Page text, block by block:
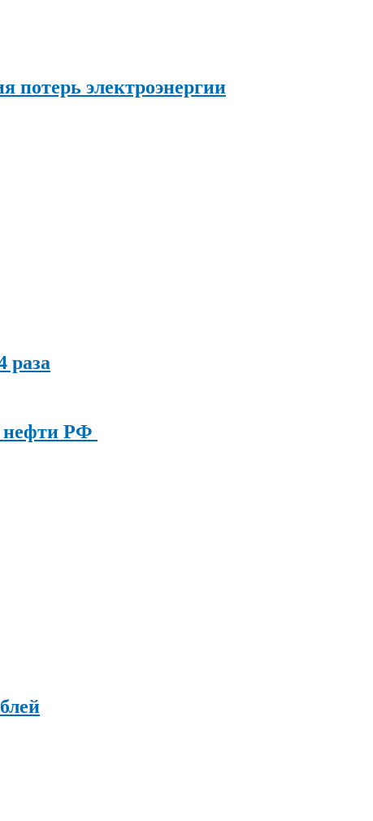
потерь электроэнергии
раза
нефти РФ